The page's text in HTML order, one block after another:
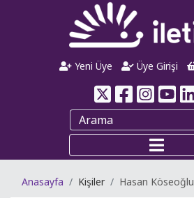
Yeni Üye Üye Girişi
Anasayfa Kişiler Hasan Köseoğlu